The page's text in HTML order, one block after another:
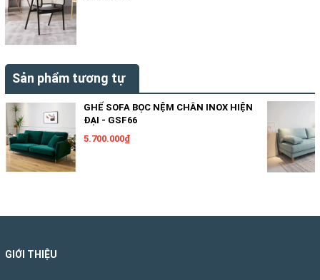
Sản phẩm tương tự
GHẾ SOFA BỌC NỆM CHÂN INOX HIỆN
ĐẠI - GSF66
5.700.000₫
GIỚI THIỆU